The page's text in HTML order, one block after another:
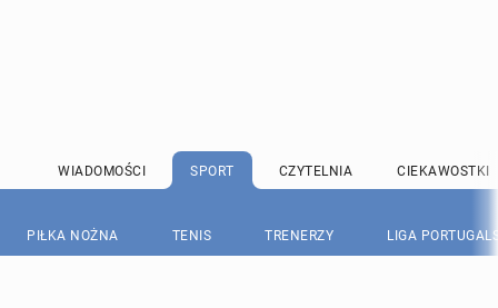
WIADOMOŚCI SPORT CZYTELNIA CIEKAWOSTKI
PIŁKA NOŻNA TENIS TRENERZY LIGA